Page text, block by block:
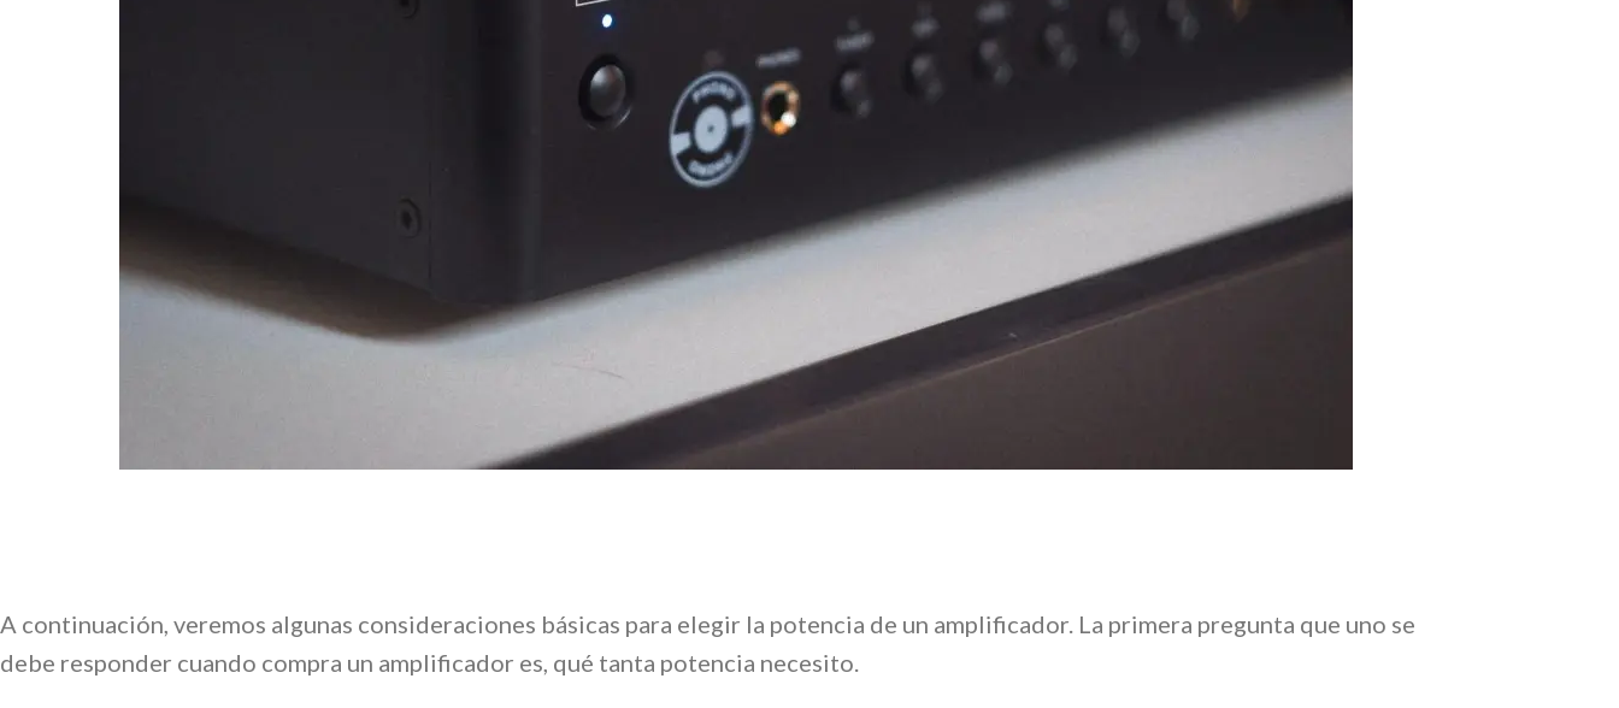
A continuación, veremos algunas consideraciones básicas para elegir la potencia de un amplificador. La primera pregunta que uno se
debe responder cuando compra un amplificador es, qué tanta potencia necesito.